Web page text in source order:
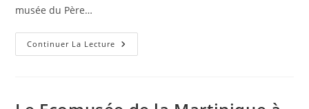
musée du Père…
Continuer La Lecture